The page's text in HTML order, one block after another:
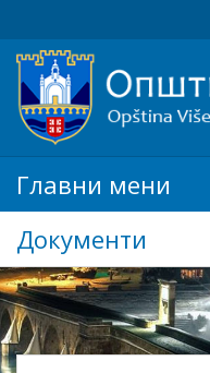
Главни мени
Документи